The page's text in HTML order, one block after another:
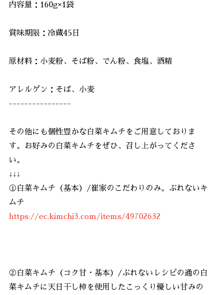
内容量：160g×1袋
賞味期限：冷蔵45日
原材料：小麦粉、そば粉、でん粉、食塩、酒精
アレルゲン：そば、小麦
----------------
その他にも個性豊かな白菜キムチをご用意しておりま
す。お好みの白菜キムチをぜひ、召し上がってくださ
い。
↓↓↓
①白菜キムチ（基本）/崔家のこだわりのみ。ぶれないキ
ムチ
https://ec.kimchi3.com/items/49702632
②白菜キムチ（コク甘・基本）/ぶれないレシピの通の白
菜キムチに天日干し柿を使用したこっくり優しい甘みの